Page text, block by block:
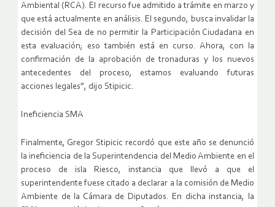
Ambiental (RCA). El recurso fue admitido a trámite en marzo y
que está actualmente en análisis. El segundo, busca invalidar la
decisión del Sea de no permitir la Participación Ciudadana en
esta evaluación; eso también está en curso. Ahora, con la
confirmación de la aprobación de tronaduras y los nuevos
antecedentes del proceso, estamos evaluando futuras
acciones legales”, dijo Stipicic.
Ineficiencia SMA
Finalmente, Gregor Stipicic recordó que este año se denunció
la ineficiencia de la Superintendencia del Medio Ambiente en el
proceso de isla Riesco, instancia que llevó a que el
superintendente fuese citado a declarar a la comisión de Medio
Ambiente de la Cámara de Diputados. En dicha instancia, la